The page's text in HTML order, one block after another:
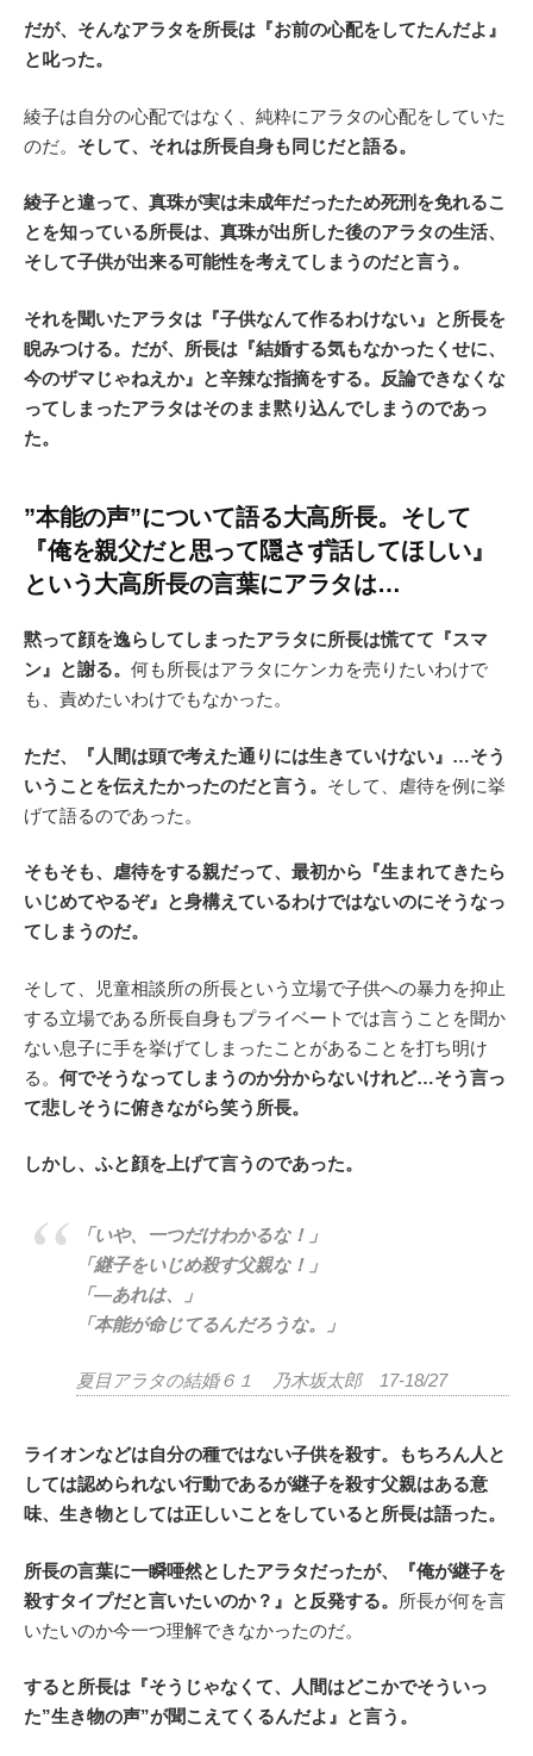
だが、そんなアラタを所長は『お前の心配をしてたんだよ』
と叱った。
綾子は自分の心配ではなく、純粋にアラタの心配をしていた
のだ。 そして、それは所長自身も同じだと語る。
綾子と違って、真珠が実は未成年だったため死刑を免れるこ
とを知っている所長は、真珠が出所した後のアラタの生活、
そして子供が出来る可能性を考えてしまうのだと言う。
それを聞いたアラタは『子供なんて作るわけない』と所長を
睨みつける。だが、所長は『結婚する気もなかったくせに、
今のザマじゃねえか』と辛辣な指摘をする。反論できなくな
ってしまったアラタはそのまま黙り込んでしまうのであっ
た。
”本能の声”について語る大高所長。そして
『俺を親父だと思って隠さず話してほしい』
という大高所長の言葉にアラタは…
黙って顔を逸らしてしまったアラタに所長は慌てて『スマ
ン』と謝る。 何も所長はアラタにケンカを売りたいわけで
も、責めたいわけでもなかった。
ただ、『人間は頭で考えた通りには生きていけない』…そう
いうことを伝えたかったのだと言う。 そして、虐待を例に挙
げて語るのであった。
そもそも、虐待をする親だって、最初から『生まれてきたら
いじめてやるぞ』と身構えているわけではないのにそうなっ
てしまうのだ。
そして、児童相談所の所長という立場で子供への暴力を抑止
する立場である所長自身もプライベートでは言うことを聞か
ない息子に手を挙げてしまったことがあることを打ち明け
る。 何でそうなってしまうのか分からないけれど…そう言っ
て悲しそうに俯きながら笑う所長。
しかし、ふと顔を上げて言うのであった。
「いや、一つだけわかるな！」
「継子をいじめ殺す父親な！」
「―あれは、」
「本能が命じてるんだろうな。」
夏目アラタの結婚６１ 乃木坂太郎 17-18/27
ライオンなどは自分の種ではない子供を殺す。もちろん人と
しては認められない行動であるが継子を殺す父親はある意
味、生き物としては正しいことをしていると所長は語った。
所長の言葉に一瞬唖然としたアラタだったが、『俺が継子を
殺すタイプだと言いたいのか？』と反発する。
所長が何を言
いたいのか今一つ理解できなかったのだ。
すると所長は『そうじゃなくて、人間はどこかでそういっ
た”生き物の声”が聞こえてくるんだよ』と言う。